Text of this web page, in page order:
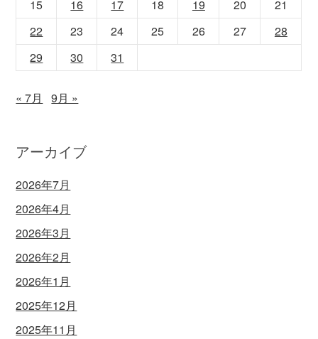
15
16 17 18 19 20
21
22
23 24 25 26 27
28
29
30 31
« 7月 9月 »
アーカイブ
2026年7月
2026年4月
2026年3月
2026年2月
2026年1月
2025年12月
2025年11月